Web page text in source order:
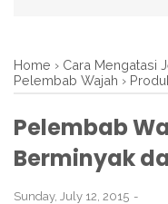
Home › Cara Mengatasi
Pelembab Wajah ›
Pelembab
Berminyak
Sunday, July 12, 2015